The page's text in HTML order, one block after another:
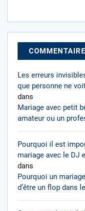
Les erreurs
que personne ne
dans
Mariage avec petit
amateur ou un
Pourquoi il est
mariage avec le DJ
dans
Pourquoi un
d’être un flop dans